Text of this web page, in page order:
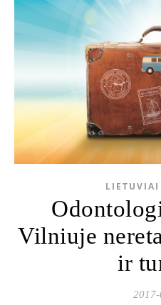
LIETUVIAI
Vilniuje
ir